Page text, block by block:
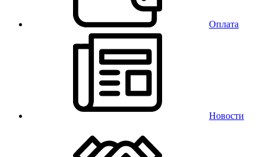
Оплата
Новости